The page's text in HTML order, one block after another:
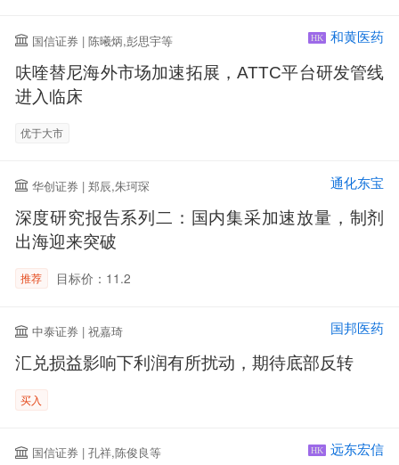
国信证券 | 陈曦炳,彭思宇等 HK 和黄医药
呋喹替尼海外市场加速拓展，ATTC平台研发管线
进入临床
优于大市
华创证券 | 郑辰,朱珂琛 通化东宝
深度研究报告系列二：国内集采加速放量，制剂
出海迎来突破
推荐 目标价：11.2
中泰证券 | 祝嘉琦 国邦医药
汇兑损益影响下利润有所扰动，期待底部反转
买入
国信证券 | 孔祥,陈俊良等 HK 远东宏信